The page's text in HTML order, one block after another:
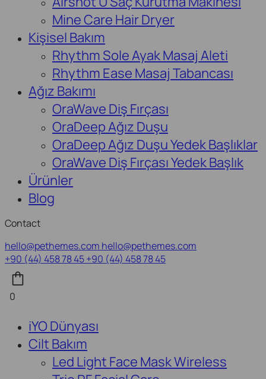
Mine Care Hair Dryer
Kişisel Bakım
Rhythm Sole Ayak Masaj Aleti
Rhythm Ease Masaj Tabancası
Ağız Bakımı
OraWave Diş Fırçası
OraDeep Ağız Duşu
OraDeep Ağız Duşu Yedek Başlıklar
OraWave Diş Fırçası Yedek Başlık
Ürünler
Blog
Contact
hello@pethemes.com hello@pethemes.com
+90 (44) 458 78 45+90 (44) 458 78 45
0
iYO Dünyası
Cilt Bakım
Led Light Face Mask Wireless